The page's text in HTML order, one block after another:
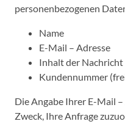
personenbezogenen
Name
E-Mail – Adresse
Inhalt der Nachricht
Kundennummer
Die Angabe Ihrer E-Mail
Zweck, Ihre Anfrage